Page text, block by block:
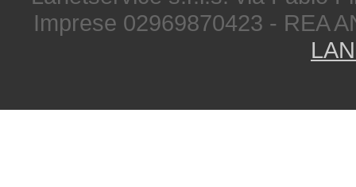
Imprese 02969870423 - REA